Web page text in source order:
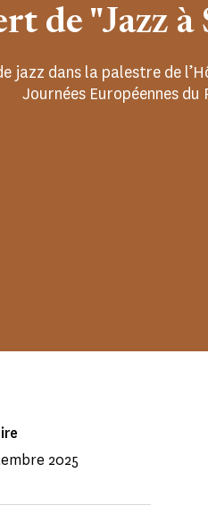
de "Jazz
jazz dans la palestre de
Journées Européennes du
2025